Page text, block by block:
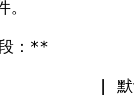
：**
| 默